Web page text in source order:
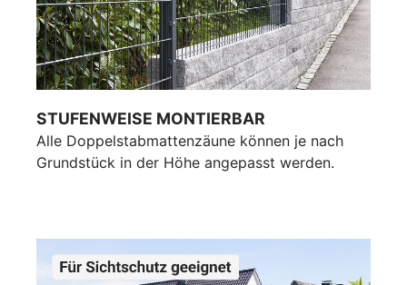
STUFENWEISE MONTIERBAR
Alle Doppelstabmattenzäune können je nach
Grundstück in der Höhe angepasst werden.